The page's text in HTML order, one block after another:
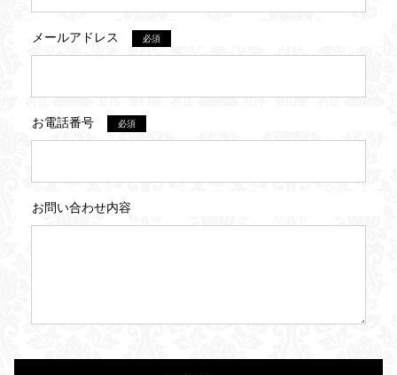
メールアドレス 必須
お電話番号 必須
お問い合わせ内容